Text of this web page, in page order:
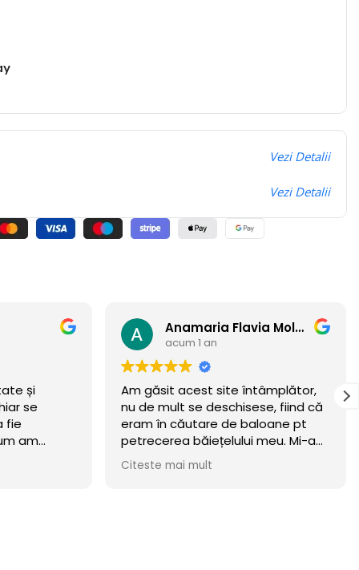
Vezi Detalii
Vezi Detalii
și
se
fie
am
Anamaria Flavia Moldovan
acum 1 an
Am găsit acest site întâmplător,
nu de mult se deschisese, fiind că
eram în căutare de baloane pt
petrecerea băiețelului meu. Mi-am
incercat norocul și a meritat.
Baloanele sunt chiar wow 🏆
Citeste mai mult